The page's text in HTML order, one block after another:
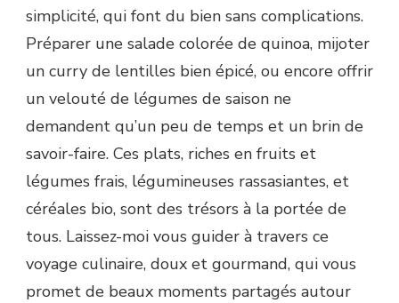
simplicité, qui font du bien sans complications.
Préparer une salade colorée de quinoa, mijoter
un curry de lentilles bien épicé, ou encore offrir
un velouté de légumes de saison ne
demandent qu’un peu de temps et un brin de
savoir-faire. Ces plats, riches en fruits et
légumes frais, légumineuses rassasiantes, et
céréales bio, sont des trésors à la portée de
tous. Laissez-moi vous guider à travers ce
voyage culinaire, doux et gourmand, qui vous
promet de beaux moments partagés autour